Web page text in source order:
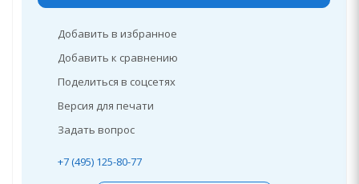
Добавить в избранное
Добавить к сравнению
Поделиться в соцсетях
Версия для печати
Задать вопрос
+7 (495) 125-80-77